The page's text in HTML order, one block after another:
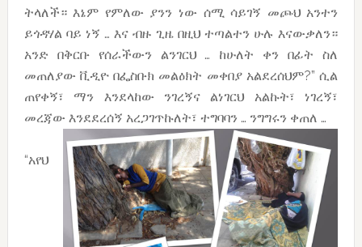
ትላለች። እኔም የምለው ያንን ነው ሰሚ ሳይገኝ መጮህ አንተን
ይጎዳሃል ባይ ነኝ … እና ብዙ ጊዜ በዚህ ተጣልተን ሁሉ እናውቃለን።
አንድ በቅርቡ የሰራችውን ልንገርህ … ከሁለት ቀን በፊት ስለ
መጠለያው ቪዲዮ በፌስቡክ መልዕክት መቀበያ አልደረሰህም?” ሲል
ጠየቀኝ፣ ማን እንደላከው ንገረኝና ልነገርህ አልኩት፣ ነገረኝ፣
መረጃው እንደደረሰኝ አረጋገጥኩለት፣ ተግባባን … ንግግሩን ቀጠለ …
“አየህ